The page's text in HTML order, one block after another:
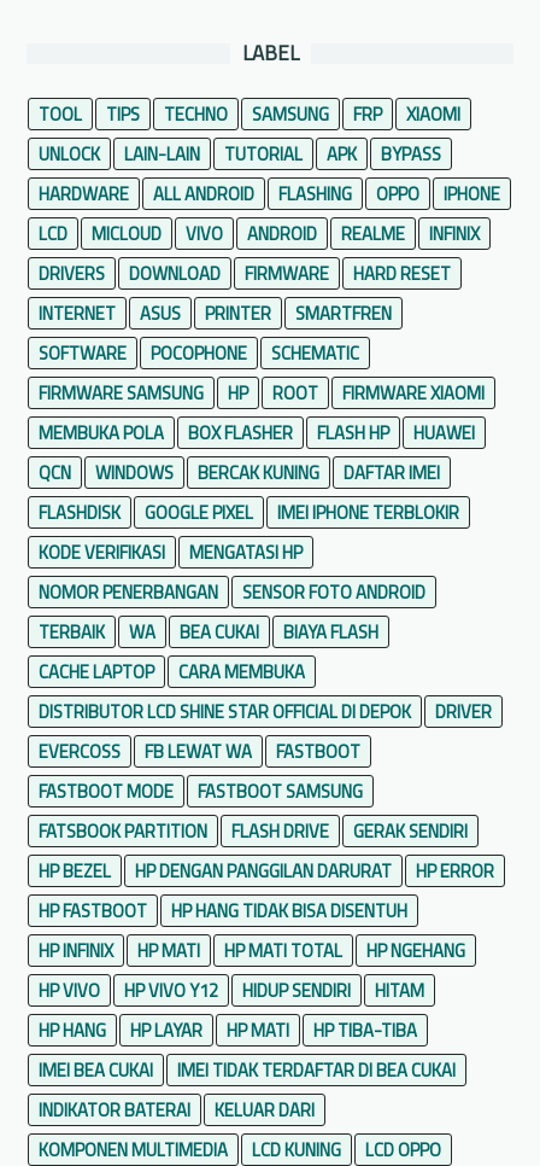
a
n
M
a
t
i
LABEL
TOOL TIPS TECHNO SAMSUNG FRP
XIAOMI
UNLOCK
LAIN-LAIN TUTORIAL APK
BYPASS
HARDWARE
ALL ANDROID FLASHING OPPO
IPHONE
LCD
MICLOUD VIVO ANDROID REALME
INFINIX
DRIVERS
DOWNLOAD FIRMWARE
HARD RESET
INTERNET
ASUS PRINTER
SMARTFREN
SOFTWARE
POCOPHONE
SCHEMATIC
FIRMWARE SAMSUNG
HP ROOT
FIRMWARE XIAOMI
MEMBUKA POLA
BOX FLASHER FLASH HP
HUAWEI
QCN
WINDOWS BERCAK KUNING
DAFTAR IMEI
FLASHDISK
GOOGLE PIXEL
IMEI IPHONE TERBLOKIR
KODE VERIFIKASI
MENGATASI HP
NOMOR PENERBANGAN
SENSOR FOTO ANDROID
TERBAIK
WA BEA CUKAI
BIAYA FLASH
CACHE LAPTOP
CARA MEMBUKA
DISTRIBUTOR LCD SHINE STAR OFFICIAL DI DEPOK
DRIVER
EVERCOSS
FB LEWAT WA
FASTBOOT
FASTBOOT MODE
FASTBOOT SAMSUNG
FATSBOOK PARTITION
FLASH DRIVE
GERAK SENDIRI
HP BEZEL
HP DENGAN PANGGILAN DARURAT
HP ERROR
HP FASTBOOT
HP HANG TIDAK BISA DISENTUH
HP INFINIX
HP MATI HP MATI TOTAL
HP NGEHANG
HP VIVO
HP VIVO Y12 HIDUP SENDIRI
HITAM
HP HANG
HP LAYAR HP MATI
HP TIBA-TIBA
IMEI BEA CUKAI
IMEI TIDAK TERDAFTAR DI BEA CUKAI
INDIKATOR BATERAI
KELUAR DARI
KOMPONEN MULTIMEDIA
LCD KUNING
LCD OPPO